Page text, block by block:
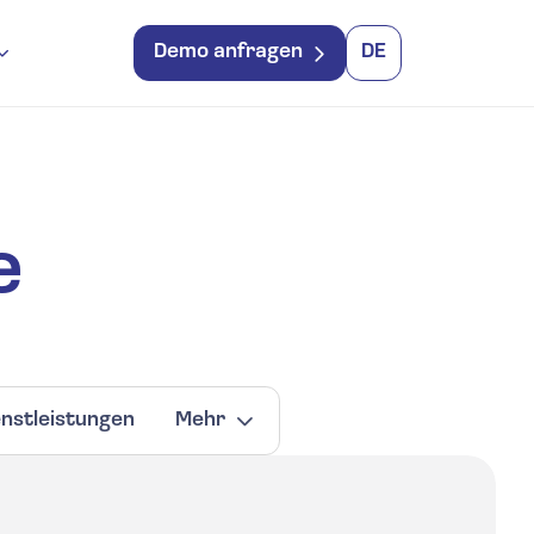
Demo anfragen DE
Mehr